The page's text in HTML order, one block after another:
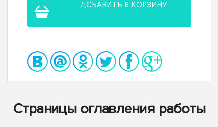
ДОБАВИТЬ В КОРЗИНУ
Страницы оглавления работы